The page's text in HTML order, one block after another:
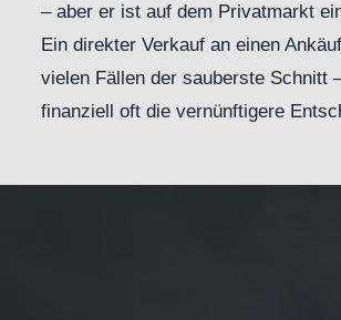
– aber er ist auf dem Privatmarkt
Ein direkter Verkauf an einen
vielen Fällen der sauberste Schnitt
finanziell oft die vernünftigere